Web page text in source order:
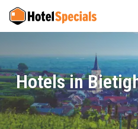
Hotels in